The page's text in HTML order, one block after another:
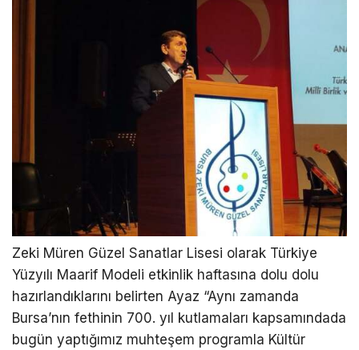
Zeki Müren Güzel Sanatlar Lisesi olarak Türkiye
Yüzyılı Maarif Modeli etkinlik haftasına dolu dolu
hazırlandıklarını belirten Ayaz “Aynı zamanda
Bursa’nın fethinin 700. yıl kutlamaları kapsamındada
bugün yaptığımız muhteşem programla Kültür